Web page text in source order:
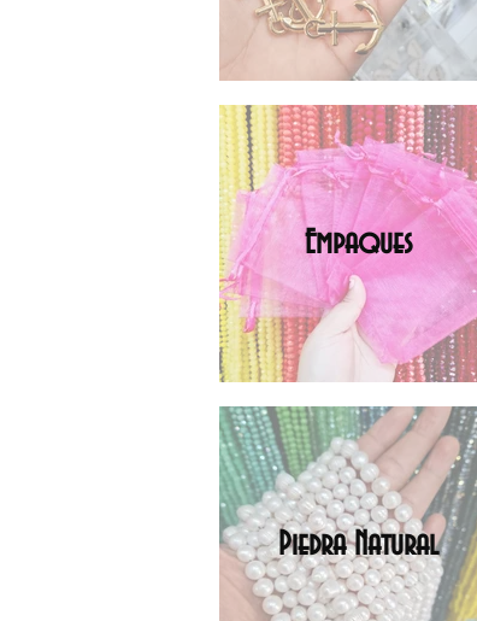
Empaques
Piedra Natural